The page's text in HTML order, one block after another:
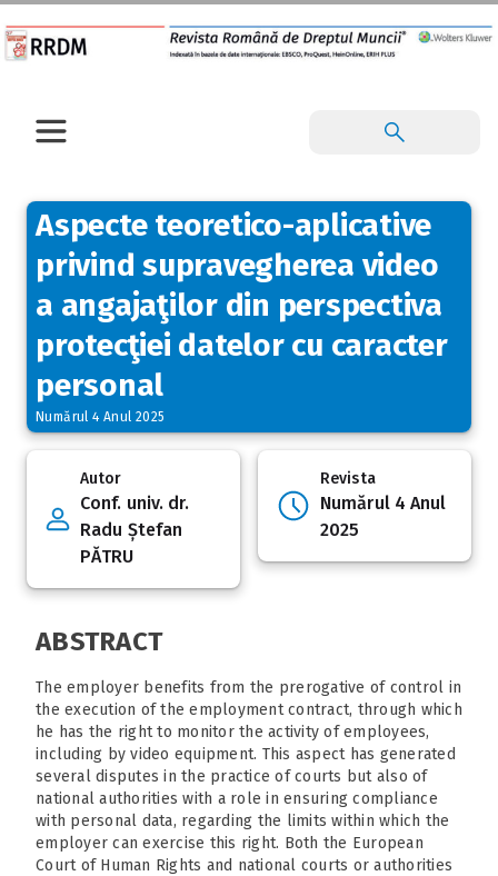
Aspecte teoretico-aplicative
privind supravegherea video
a angajaţilor din perspectiva
protecţiei datelor cu caracter
personal
Numărul 4 Anul 2025
Autor
Conf. univ. dr.
Radu Ștefan
PĂTRU
Revista
Numărul 4 Anul
2025
ABSTRACT
The employer benefits from the prerogative of control in
the execution of the employment contract, through which
he has the right to monitor the activity of employees,
including by video equipment. This aspect has generated
several disputes in the practice of courts but also of
national authorities with a role in ensuring compliance
with personal data, regarding the limits within which the
employer can exercise this right. Both the European
Court of Human Rights and national courts or authorities